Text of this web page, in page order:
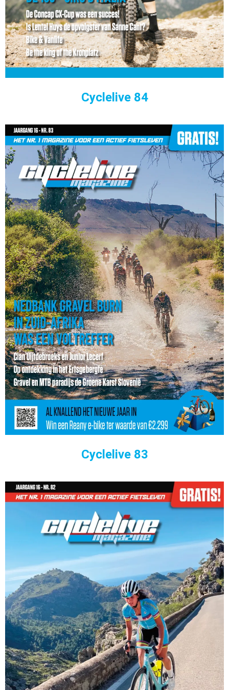
Cyclelive 84
Cyclelive 83